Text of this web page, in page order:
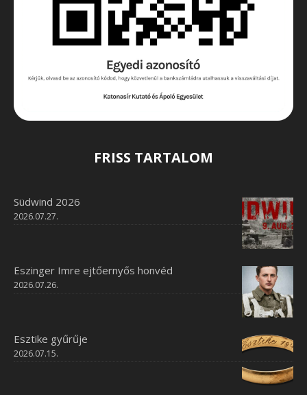
FRISS TARTALOM
Südwind 2026
2026.07.27.
Eszinger Imre ejtőernyős honvéd
2026.07.26.
Esztike gyűrűje
2026.07.15.